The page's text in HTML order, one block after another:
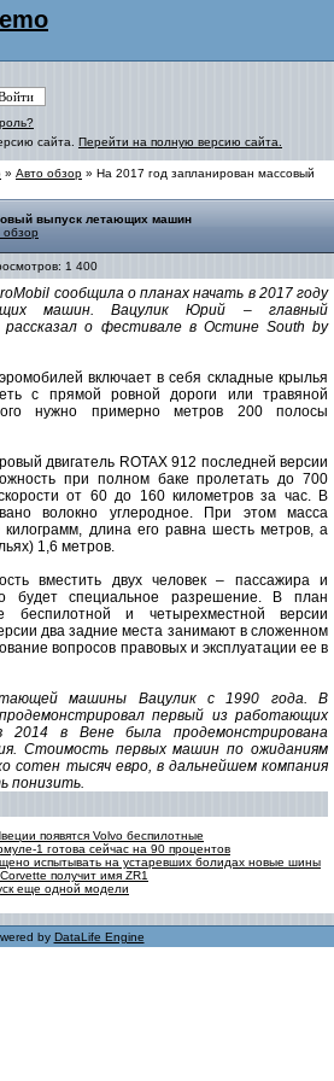
сайта. Перейти на полную версию сайта.
» Авто обзор » На 2017 год запланирован массовый
выпуск летающих машин
обзор
1 400
сообщила о планах начать в 2017 году
машин. Вацулик Юрий – главный
о фестивале в Остине South by
включает в себя складные крылья
с прямой ровной дороги или травяной
нужно примерно метров 200 полосы
двигатель ROTAX 912 последней версии
при полном баке пролетать до 700
от 60 до 160 километров за час. В
волокно углеродное. При этом масса
килограмм, длина его равна шесть метров, а
1,6 метров.
вместить двух человек – пассажира и
будет специальное разрешение. В план
беспилотной и четырехместной версии
два задние места занимают в сложенном
вопросов правовых и эксплуатации ее в
машины Вацулик с 1990 года. В
первый из работающих
в Вене была продемонстрирована
Стоимость первых машин по ожиданиям
сотен тысяч евро, в дальнейшем компания
понизить.
появятся Volvo беспилотные
1 готова сейчас на 90 процентов
испытывать на устаревших болидах новые шины
получит имя ZR1
еще одной модели
by DataLife Engine